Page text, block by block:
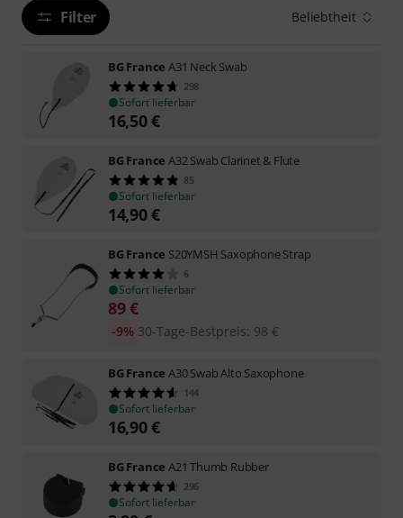
Filter Beliebtheit
BG France A31 Neck Swab
298
Sofort lieferbar
16,50€
BG France A32 Swab Clarinet & Flute
85
Sofort lieferbar
14,90€
BG France S20YMSH Saxophone Strap
6
Sofort lieferbar
89€
30-Tage-Bestpreis: 98 €
-9%
BG France A30 Swab Alto Saxophone
144
Sofort lieferbar
16,90€
BG France A21 Thumb Rubber
296
Sofort lieferbar